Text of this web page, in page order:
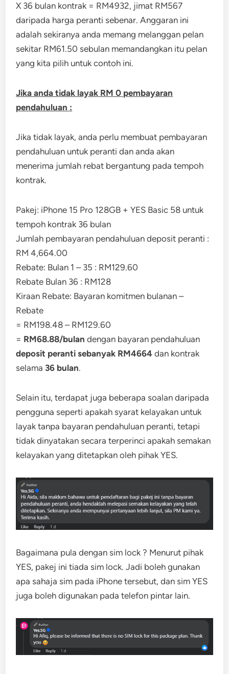
X 36 bulan kontrak = RM4932, jimat RM567
daripada harga peranti sebenar. Anggaran ini
adalah sekiranya anda memang melanggan pelan
sekitar RM61.50 sebulan memandangkan itu pelan
yang kita pilih untuk contoh ini.
Jika anda tidak layak RM 0 pembayaran
pendahuluan :
Jika tidak layak, anda perlu membuat pembayaran
pendahuluan untuk peranti dan anda akan
menerima jumlah rebat bergantung pada tempoh
kontrak.
Pakej: iPhone 15 Pro 128GB + YES Basic 58 untuk
tempoh kontrak 36 bulan
Jumlah pembayaran pendahuluan deposit peranti :
RM 4,664.00
Rebate: Bulan 1 – 35 : RM129.60
Rebate Bulan 36 : RM128
Kiraan Rebate: Bayaran komitmen bulanan –
Rebate
= RM198.48 – RM129.60
= RM68.88/bulan dengan bayaran pendahuluan
deposit peranti sebanyak RM4664 dan kontrak
selama 36 bulan.
Selain itu, terdapat juga beberapa soalan daripada
pengguna seperti apakah syarat kelayakan untuk
layak tanpa bayaran pendahuluan peranti, tetapi
tidak dinyatakan secara terperinci apakah semakan
kelayakan yang ditetapkan oleh pihak YES.
Bagaimana pula dengan sim lock ? Menurut pihak
YES, pakej ini tiada sim lock. Jadi boleh gunakan
apa sahaja sim pada iPhone tersebut, dan sim YES
juga boleh digunakan pada telefon pintar lain.